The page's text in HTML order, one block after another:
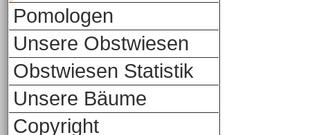
Pomologen
Unsere Obstwiesen
Obstwiesen Statistik
Unsere Bäume
Copyright